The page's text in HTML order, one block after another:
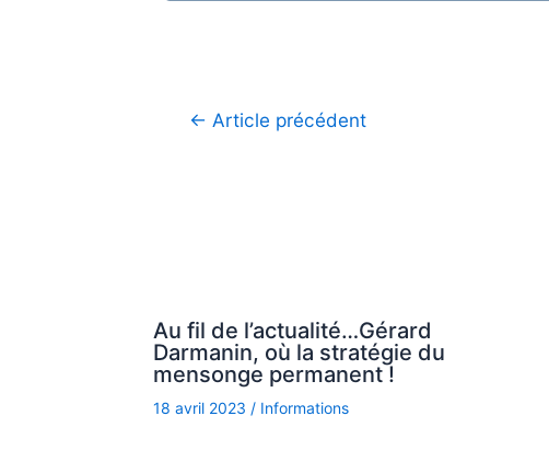
Navigation
← Article précédent
Au fil de l’actualité…Gérard
Darmanin, où la stratégie du
mensonge permanent !
18 avril 2023 / Informations